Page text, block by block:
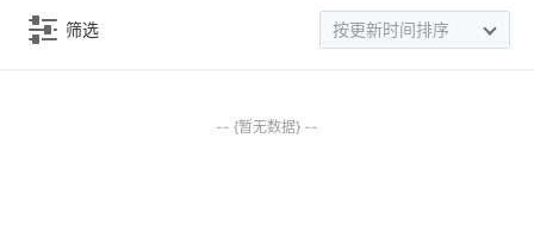
筛选 按更新时间排序
-- {暂无数据} --